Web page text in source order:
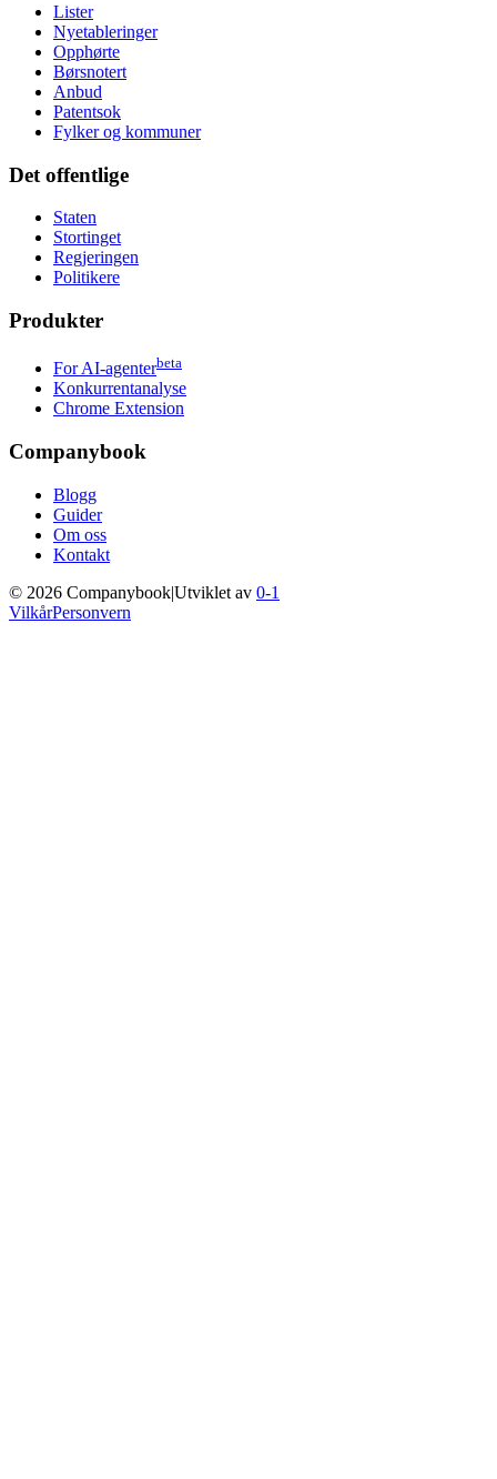
Lister
Nyetableringer
Opphørte
Børsnotert
Anbud
Patentsok
Fylker og kommuner
Det offentlige
Staten
Stortinget
Regjeringen
Politikere
Produkter
For AI-agenterbeta
Konkurrentanalyse
Chrome Extension
Companybook
Blogg
Guider
Om oss
Kontakt
© 2026 Companybook|Utviklet av 0-1
VilkårPersonvern